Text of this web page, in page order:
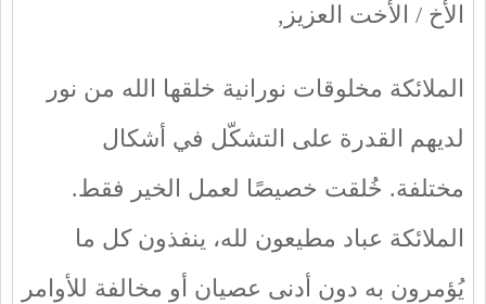
الأخ / الأخت العزيز,
الملائكة مخلوقات نورانية خلقها الله من نور
لديهم القدرة على التشكّل في أشكال
مختلفة. خُلقت خصيصًا لعمل الخير فقط.
الملائكة عباد مطيعون لله، ينفذون كل ما
يُؤمرون به دون أدنى عصيان أو مخالفة للأوامر